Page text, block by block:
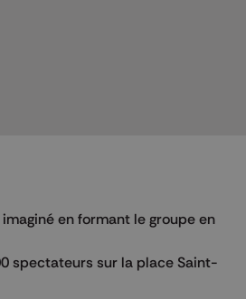
en formant le groupe en
spectateurs sur la place Saint-